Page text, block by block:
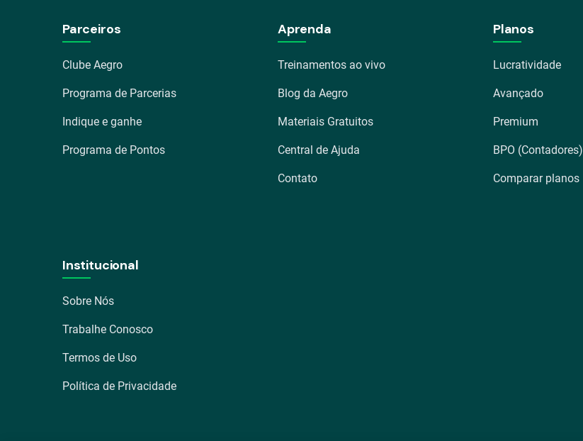
Parceiros
Clube Aegro
Programa de Parcerias
Indique e ganhe
Programa de Pontos
Aprenda
Treinamentos ao vivo
Blog da Aegro
Materiais Gratuitos
Central de Ajuda
Contato
Planos
Lucratividade
Avançado
Premium
BPO (Contadores)
Comparar planos
Institucional
Sobre Nós
Trabalhe Conosco
Termos de Uso
Política de Privacidade